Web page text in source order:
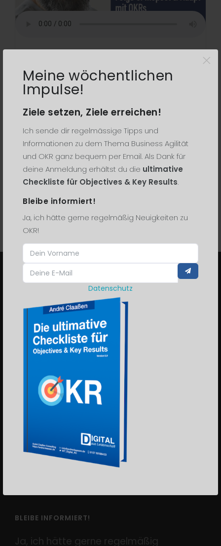
Meine wöchentlichen
Impulse!
Ziele setzen, Ziele erreichen!
Ich sende dir regelmässige Tipps und
Informationen zu dem Thema Business Agilität
und OKR ganz bequem per Email. Als Dank für
deine Anmeldung erhältst du die ultimative
Checkliste für Objectives & Key Results.
Bleibe informiert!
Ja, ich hätte gerne regelmäßig Neuigkeiten zu
OKR!
Datenschutz
×
Daniel Dubbel über Inspect and
Adapt mit OKRs
OKR Podcast Episode 8 - Mein
Gespräch mit Daniel Dubbel von
der DB Systel über gute
Zusammenarbeit und Zielsysteme
im Konzernumfeld. ...
STRATEGIEFREIGABE
Ich helfe Kommunen und Verwaltungen,
strategische Ziele haushaltsfest zu
machen. OKR + WiBe – damit aus
Wünschen Beschlüsse werden.
KOMMEN WIR INS GESPRÄCH.
OKR Podcast
BLEIBE INFORMIERT!
Ja, ich hätte gerne regelmäßig